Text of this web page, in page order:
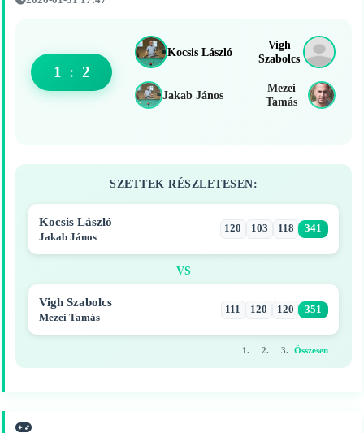
Kocsis László
Jakab János
1 : 2
Vigh
Szabolcs
Mezei
Tamás
SZETTEK RÉSZLETESEN:
Kocsis László
Jakab János
120 103 118 341
VS
Vigh Szabolcs
Mezei Tamás
111 120 120 351
1. 2. 3. Összesen